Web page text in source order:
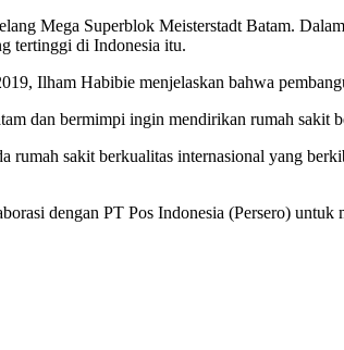
Mega Superblok Meisterstadt Batam.
tertinggi di Indonesia itu.
Ilham Habibie menjelaskan bahwa
dan bermimpi ingin mendirikan rumah sakit
sakit berkualitas internasional yang
dengan PT Pos Indonesia (Persero)